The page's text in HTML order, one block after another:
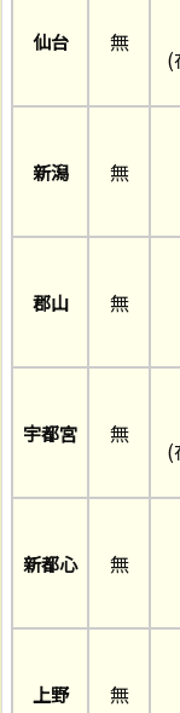
仙台 無
(
新潟 無
郡山 無
宇都宮 無
(
新都心 無
上野 無